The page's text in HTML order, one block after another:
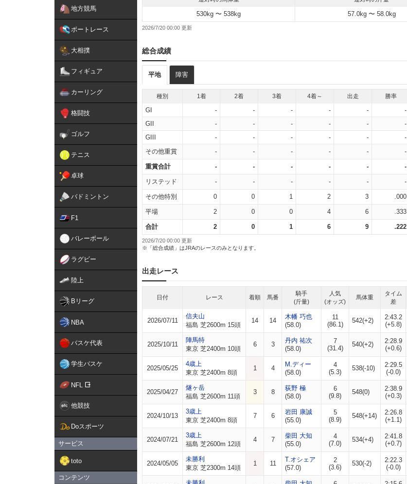
地方競馬
ボートレース
大相撲
フィギュア
カーリング
格闘技
ゴルフ
テニス
卓球
バドミントン
F1
バレーボール
ラグビー
陸上
Bリーグ
NBA
バスケ代表
学生バスケ
NFL
他競技
Doスポーツ
サービス
toto
コンテンツ
530kg 〜 538kg 57.0kg 〜 58.0kg
2026/7/20 00:00
総合成績
平地 障害
種別 1着 2着 3着 4着～ 出走 勝率
GI - - - - - -
GII
- - - - - -
GIII
- - - - - -
その他重賞
- - - - - -
重賞合計 - - - - - -
リステッド - - - - - -
その他特別 0 0 1 2 3 .000
平場 2 0 0 4 6 .333
合計 2 0 1 6 9 .222
2026/7/20 00:00 更新
※「総合成績」はJRAのレースのみとなります。
出走レース
日付 レース 着順 馬番
騎手
(斤量)
人気
(オッズ)
馬体重
タイム
差
2026/07/11
信夫山
福島 芝2600m 15頭
14 14
木幡 巧也
(58.0)
11
(86.1)
542(+2)
2:43.2
(+5.8)
2025/10/11
陣馬特
東京 芝2400m 10頭
6 3
丹内 祐次
(58.0)
7
(31.4)
540(+2)
2:28.9
(+0.6)
2025/05/25
4歳上
東京 芝2400m 8頭
1 4
M.ディー
(58.0)
4
(5.3)
538(-10)
2:29.5
(-0.0)
2025/04/27
燧ヶ岳
福島 芝2600m 11頭
3 8
荻野 極
(58.0)
6
(9.8)
548(0)
2:38.9
(+0.3)
2024/10/13
3歳上
東京 芝2400m 8頭
7 6
岩田 康誠
(55.0)
5
(8.9)
548(+14)
2:26.8
(+1.1)
2024/07/21
3歳上
福島 芝2600m 12頭
4 7
柴田 大知
(55.0)
4
(7.0)
534(+4)
2:41.8
(+0.7)
2024/05/05
未勝利
東京 芝2300m 14頭
1 11
T.オシェア
(57.0)
2
(3.6)
530(-2)
2:22.3
(-0.0)